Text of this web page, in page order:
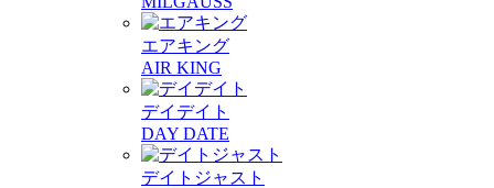
エアキング
AIR KING
デイデイト
DAY DATE
デイトジャスト